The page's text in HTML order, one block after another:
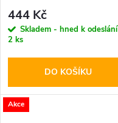
444 Kč
Skladem - hned k odeslání
2 ks
DO KOŠÍKU
Akce